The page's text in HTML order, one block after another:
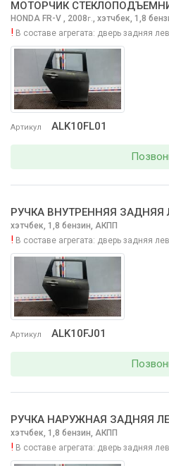
Артикул ALK10FL01
МОТОРЧИК
HONDA FR-V , 2008г., хэтчбек, 1,8
! В составе агрегата: дверь задняя
Артикул ALK10FJ01
РУЧКА ВНУТРЕННЯЯ ЗАДНЯЯ
хэтчбек, 1,8 бензин, АКПП
! В составе агрегата: дверь задняя
РУЧКА НАРУЖНАЯ ЗАДНЯЯ
хэтчбек, 1,8 бензин, АКПП
! В составе агрегата: дверь задняя